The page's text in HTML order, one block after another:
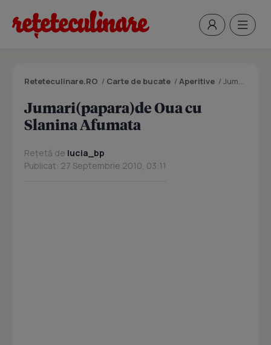
Reteteculinare.RO / Carte de bucate / Aperitive / Jumari(papara)de Oua cu Slanina Afumata
Jumari(papara)de Oua cu
Slanina Afumata
Rețetă de lucia_bp
Publicat: 27 Septembrie 2010, 03:11